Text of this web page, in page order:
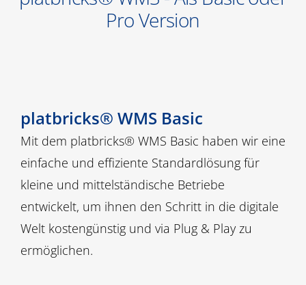
Pro Version
platbricks® WMS Basic
Mit dem platbricks® WMS Basic haben wir eine
einfache und effiziente Standardlösung für
kleine und mittelständische Betriebe
entwickelt, um ihnen den Schritt in die digitale
Welt kostengünstig und via Plug & Play zu
ermöglichen.